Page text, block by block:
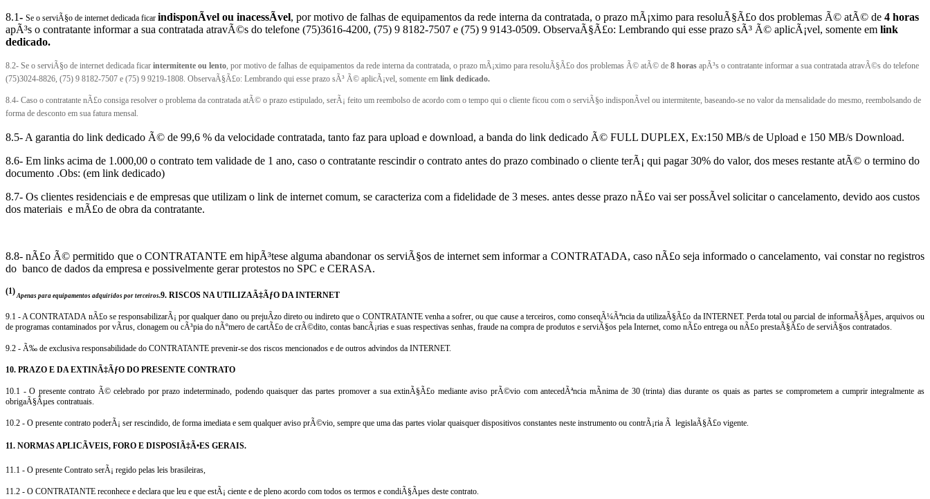
8.1- Se o serviÃ§o de internet dedicada ficar indisponÃ­vel ou inacessÃ­vel, por motivo de falhas de equipamentos da rede interna da contratada, o prazo mÃ¡ximo para resoluÃ§Ã£o dos problemas Ã© atÃ© de 4 horas
apÃ³s o contratante informar a sua contratada atravÃ©s do telefone (75)3616-4200, (75) 9 8182-7507 e (75) 9 9143-0509. ObservaÃ§Ã£o: Lembrando qui esse prazo sÃ³ Ã© aplicÃ¡vel, somente em link
dedicado.
8.2- Se o serviÃ§o de internet dedicada ficar intermitente ou lento, por motivo de falhas de equipamentos da rede interna da contratada, o prazo mÃ¡ximo para resoluÃ§Ã£o dos problemas Ã© atÃ© de 8 horas apÃ³s o contratante informar a sua contratada atravÃ©s do telefone
(75)3024-8826, (75) 9 8182-7507 e (75) 9 9219-1808. ObservaÃ§Ã£o: Lembrando qui esse prazo sÃ³ Ã© aplicÃ¡vel, somente em link dedicado.
8.4- Caso o contratante nÃ£o consiga resolver o problema da contratada atÃ© o prazo estipulado, serÃ¡ feito um reembolso de acordo com o tempo qui o cliente ficou com o serviÃ§o indisponÃ­vel ou intermitente, baseando-se no valor da mensalidade do mesmo, reembolsando de
forma de desconto em sua fatura mensal.
8.5- A garantia do link dedicado Ã© de 99,6 % da velocidade contratada, tanto faz para upload e download, a banda do link dedicado Ã© FULL DUPLEX, Ex:150 MB/s de Upload e 150 MB/s Download.
8.6- Em links acima de 1.000,00 o contrato tem validade de 1 ano, caso o contratante rescindir o contrato antes do prazo combinado o cliente terÃ¡ qui pagar 30% do valor, dos meses restante atÃ© o termino do
documento .Obs: (em link dedicado)
8.7- Os clientes residenciais e de empresas que utilizam o link de internet comum, se caracteriza com a fidelidade de 3 meses. antes desse prazo nÃ£o vai ser possÃ­vel solicitar o cancelamento, devido aos custos
dos materiais e mÃ£o de obra da contratante.
8.8- nÃ£o Ã© permitido que o CONTRATANTE em hipÃ³tese alguma abandonar os serviÃ§os de internet sem informar a CONTRATADA, caso nÃ£o seja informado o cancelamento, vai constar no registros
do banco de dados da empresa e possivelmente gerar protestos no SPC e CERASA.
(1)
Apenas para equipamentos adquiridos por terceiros.9. RISCOS NA UTILIZAÃ‡ÃƒO DA INTERNET
9.1 - ACONTRATADAnÃ£o se responsabilizarÃ¡ por qualquer dano ou prejuÃ­zo direto ou indireto que o CONTRATANTE venha a sofrer, ou que cause a terceiros, como conseqÃ¼Ãªncia da utilizaÃ§Ã£o da INTERNET. Perda total ou parcial de informaÃ§Ãµes, arquivos ou
de programas contaminados por vÃ­rus, clonagem ou cÃ³pia do nÃºmero de cartÃ£o de crÃ©dito, contas bancÃ¡rias e suas respectivas senhas, fraude na compra de produtos e serviÃ§os pela Internet, como nÃ£o entrega ou nÃ£o prestaÃ§Ã£o de serviÃ§os contratados.
9.2 - Ã‰ de exclusiva responsabilidade do CONTRATANTE prevenir-se dos riscos mencionados e de outros advindos da INTERNET.
10. PRAZO E DA EXTINÃ‡ÃƒO DO PRESENTE CONTRATO
10.1 - O presente contrato Ã© celebrado por prazo indeterminado, podendo quaisquer das partes promover a sua extinÃ§Ã£o mediante aviso prÃ©vio com antecedÃªncia mÃ­nima de 30 (trinta) dias durante os quais as partes se comprometem a cumprir integralmente as
obrigaÃ§Ãµes contratuais.
10.2 - O presente contrato poderÃ¡ ser rescindido, de forma imediata e sem qualquer aviso prÃ©vio, sempre que uma das partes violar quaisquer dispositivos constantes neste instrumento ou contrÃ¡ria Ã legislaÃ§Ã£o vigente.
11. NORMAS APLICÃVEIS, FORO E DISPOSIÃ‡Ã•ES GERAIS.
11.1 - O presente Contrato serÃ¡ regido pelas leis brasileiras,
11.2 - O CONTRATANTE reconhece e declara que leu e que estÃ¡ ciente e de pleno acordo com todos os termos e condiÃ§Ãµes deste contrato.